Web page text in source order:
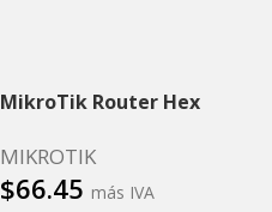
MikroTik Router Hex
MIKROTIK
$66.45 más IVA